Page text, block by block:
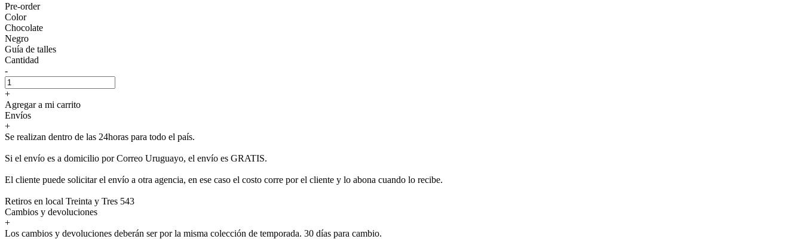
Pre-order
Color
Chocolate
Negro
Guía de talles
Cantidad
-
+
Agregar a mi carrito
Envíos
+
Se realizan dentro de las 24horas para todo el país.
Si el envío es a domicilio por Correo Uruguayo, el envío es GRATIS.
El cliente puede solicitar el envío a otra agencia, en ese caso el costo corre por el cliente y lo abona cuando lo recibe.
Retiros en local Treinta y Tres 543
Cambios y devoluciones
+
Los cambios y devoluciones deberán ser por la misma colección de temporada. 30 días para cambio.